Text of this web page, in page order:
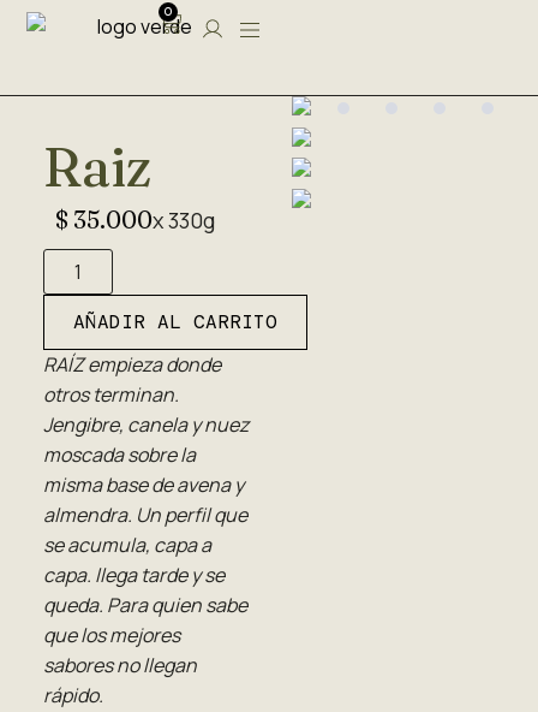
0
Raiz
$ 35.000x 330g
AÑADIR AL CARRITO
RAÍZ empieza donde
otros terminan.
Jengibre, canela y nuez
moscada sobre la
misma base de avena y
almendra. Un perfil que
se acumula, capa a
capa. llega tarde y se
queda. Para quien sabe
que los mejores
sabores no llegan
rápido.